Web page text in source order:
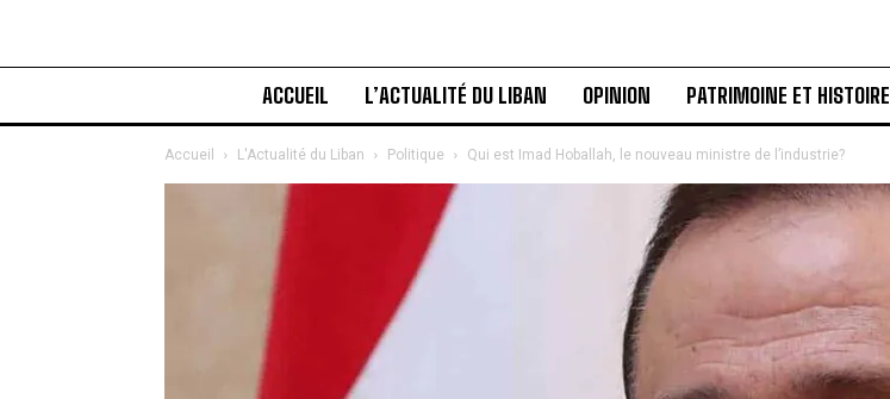
ACCUEIL L’ACTUALITÉ DU LIBAN OPINION PATRIMOINE ET HISTOIRE
Accueil L'Actualité du Liban Politique Qui est Imad Hoballah, le nouveau ministre de l’industrie?